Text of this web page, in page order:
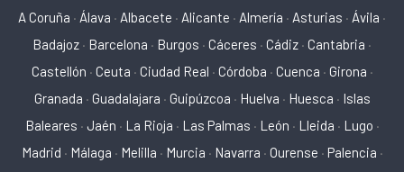
A Coruña · Álava · Albacete · Alicante · Almería · Asturias · Ávila ·
Badajoz · Barcelona · Burgos · Cáceres · Cádiz · Cantabria ·
Castellón · Ceuta · Ciudad Real · Córdoba · Cuenca · Girona ·
Granada · Guadalajara · Guipúzcoa · Huelva · Huesca · Islas
Baleares · Jaén · La Rioja · Las Palmas · León · Lleida · Lugo ·
Madrid · Málaga · Melilla · Murcia · Navarra · Ourense · Palencia ·